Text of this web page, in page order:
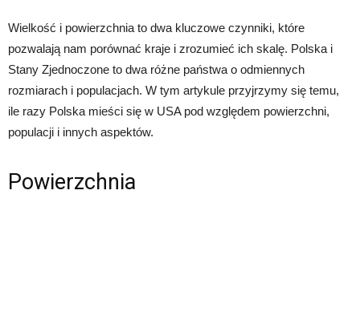
Wielkość i powierzchnia to dwa kluczowe czynniki, które
pozwalają nam porównać kraje i zrozumieć ich skalę. Polska i
Stany Zjednoczone to dwa różne państwa o odmiennych
rozmiarach i populacjach. W tym artykule przyjrzymy się temu,
ile razy Polska mieści się w USA pod względem powierzchni,
populacji i innych aspektów.
Powierzchnia